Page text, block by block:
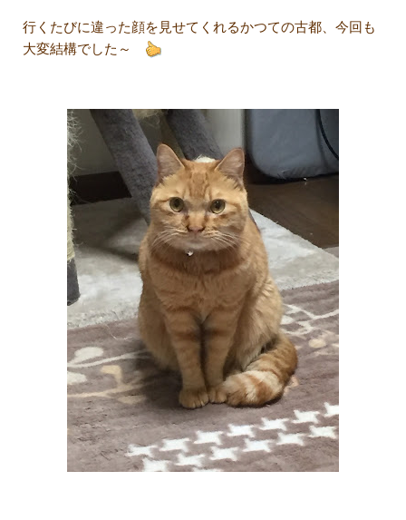
行くたびに違った顔を見せてくれるかつての古都、今回も
大変結構でした～